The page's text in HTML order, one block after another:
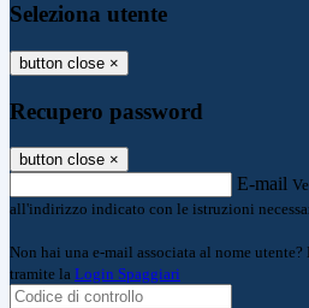
Seleziona utente
button close ×
Recupero password
button close ×
E-mail
all'indirizzo indicato con le istruzioni
Non hai una e-mail associata al nome
tramite la Login Spaggiari